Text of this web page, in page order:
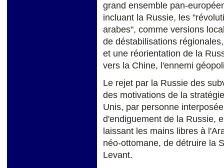
grand ensemble pan-
incluant la Russie, les
arabes", comme versions
de déstabilisations
et une réorientation de la
vers la Chine, l'ennemi
Le rejet par la Russie des
des motivations de la
Unis, par personne
d'endiguement de la Russie,
laissant les mains libres à
néo-ottomane, de détruire la
Levant.